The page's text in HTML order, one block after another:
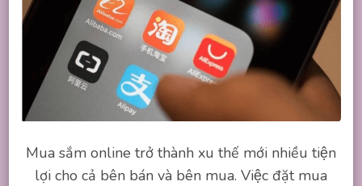
Mua sắm online trở thành xu thế mới nhiều tiện
lợi cho cả bên bán và bên mua. Việc đặt mua